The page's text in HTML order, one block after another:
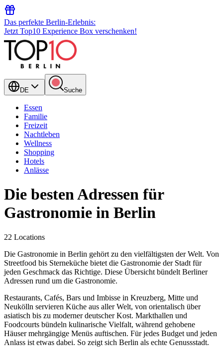
Das perfekte Berlin-Erlebnis:
Jetzt Top10 Experience Box verschenken!
DE Suche
Essen
Familie
Freizeit
Nachtleben
Wellness
Shopping
Hotels
Anlässe
Die besten Adressen für
Gastronomie in Berlin
22 Locations
Die Gastronomie in Berlin gehört zu den vielfältigsten der Welt. Von
Streetfood bis Sterneküche bietet die Gastronomie der Stadt für
jeden Geschmack das Richtige. Diese Übersicht bündelt Berliner
Adressen rund um die Gastronomie.
Restaurants, Cafés, Bars und Imbisse in Kreuzberg, Mitte und
Neukölln servieren Küche aus aller Welt, von orientalisch über
asiatisch bis zu moderner deutscher Kost. Markthallen und
Foodcourts bündeln kulinarische Vielfalt, während gehobene
Häuser mehrgängige Menüs auftischen. Für jedes Budget und jeden
Anlass ist etwas dabei. So zeigt sich Berlin als echte Genussstadt.